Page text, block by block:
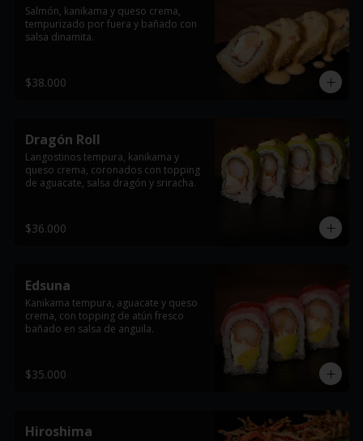
Salmón, kanikama y queso crema,
tempurizado por fuera y bañado con
salsa dinamita.
$38.000
Dragón Roll
Langostinos tempura, kanikama y
queso crema, coronados con topping
de aguacate, salsa dragón y sriracha.
$36.000
Edsuna
Kanikama tempura, aguacate y queso
crema, con topping de atún fresco
bañado en salsa de anguila.
$35.000
Hiroshima